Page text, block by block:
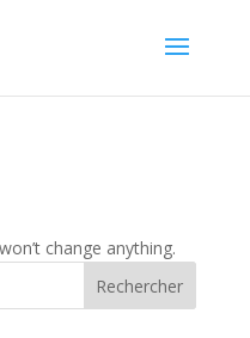
change anything.